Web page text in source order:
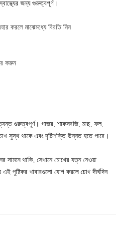
জন্য গুরুত্বপূর্ণ।
করলে মাঝেমধ্যে বিরতি নিন
করুন
গুরুত্বপূর্ণ। গাজর, শাকসবজি, মাছ, ফল,
সুস্থ থাকে এবং দৃষ্টিশক্তি উন্নত হতে পারে।
সামনে থাকি, সেখানে চোখের যত্ন নেওয়া
পুষ্টিকর খাবারগুলো যোগ করলে চোখ দীর্ঘদিন